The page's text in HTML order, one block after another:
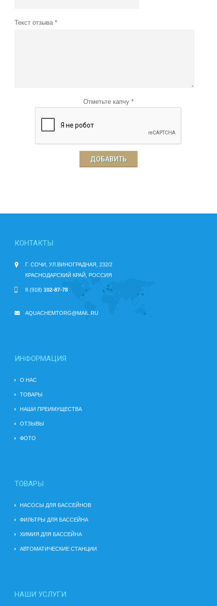
Текст отзыва
Отметьте капчу *
ДОБАВИТЬ
КОНТАКТЫ
Г. СОЧИ, УЛ.ВИНОГРАДНАЯ, 232/2
КРАСНОДАРСКИЙ КРАЙ, РОССИЯ
8 (918) 102-87-78
AQUACHEMTORG@MAIL.RU
ИНФОРМАЦИЯ
О НАС
ТОВАРЫ
НАШИ ПРЕИМУЩЕСТВА
ОТЗЫВЫ
ФОТО
ТОВАРЫ
НАСОСЫ ДЛЯ БАССЕЙНОВ
ФИЛЬТРЫ ДЛЯ БАССЕЙНА
ХИМИЯ ДЛЯ БАССЕЙНА
АВТОМАТИЧЕСКИЕ СТАНЦИИ
НАШИ УСЛУГИ